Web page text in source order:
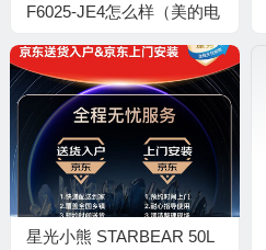
F6025-JE4怎么样（美的电
星光小熊 STARBEAR 50L